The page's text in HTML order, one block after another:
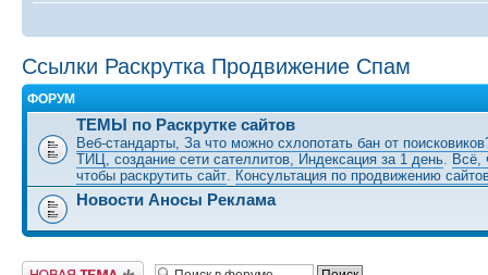
Ссылки Раскрутка Продвижение Спам
ФОРУМ
ТЕМЫ по Раскрутке сайтов
Веб-стандарты, За что можно схлопотать бан от
ТИЦ, создание сети сателлитов, Индексация за 1 день Всё,
чтобы раскрутить сайт Консультация по продвижению
Новости Аносы Реклама
Новая тема